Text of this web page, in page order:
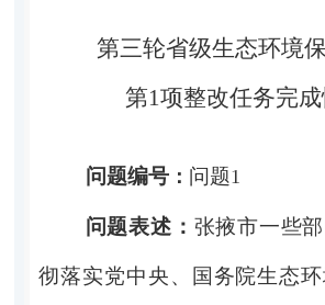
第三轮省级生态环境
第1项整改任务完
问题编号： 问题1
问题表述： 张掖市一些
彻落实党中央、国务院生态